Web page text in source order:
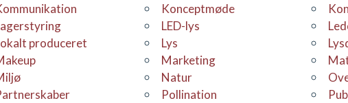
Kommunikation konceptmøde
Lagerstyring LED-lys
Lokalt produceret Lys
makeup Marketing
Miljø Natur
Partnerskaber Pollination